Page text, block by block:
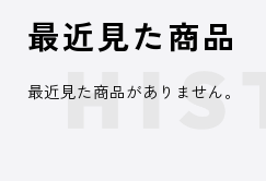
最近見た商品
最近見た商品がありません。